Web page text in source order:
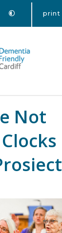
print
Not